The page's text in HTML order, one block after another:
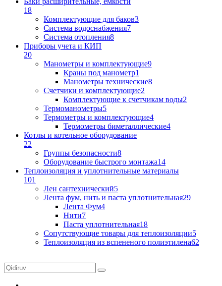
18
Комплектующие для баков3
Система водоснабжения7
Система отопления8
Приборы учета и КИП
20
Манометры и комплектующие9
Краны под манометр1
Манометры технические8
Счетчики и комплектующие2
Комплектующие к счетчикам воды2
Термоманометры5
Термометры и комплектующие4
Термометры биметаллические4
Котлы и котельное оборудование
22
Группы безопасности8
Оборудование быстрого монтажа14
Теплоизоляция и уплотнительные материалы
101
Лен сантехнический5
Лента фум, нить и паста уплотнительная29
Лента Фум4
Нити7
Паста уплотнительная18
Сопутствующие товары для теплоизоляции5
Теплоизоляция из вспененого полиэтилена62